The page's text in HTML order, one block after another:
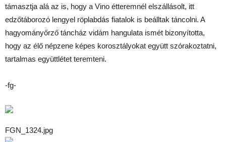
támasztja alá az is, hogy a Vino étteremnél elszállásolt, itt
edzőtáborozó lengyel röplabdás fiatalok is beálltak táncolni. A
hagyományőrző táncház vidám hangulata ismét bizonyította,
hogy az élő népzene képes korosztályokat együtt szórakoztatni,
tartalmas együttlétet teremteni.
-fg-
FGN_1324.jpg